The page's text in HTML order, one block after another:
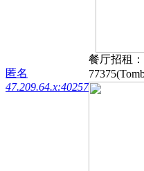
匿名
47.209.64.x:40257
餐厅招租：